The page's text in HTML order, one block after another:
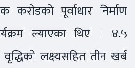
करोडको पूर्वाधार निर्माण
ल्याएका थिए । ४.५
लक्ष्यसहित तीन खर्ब